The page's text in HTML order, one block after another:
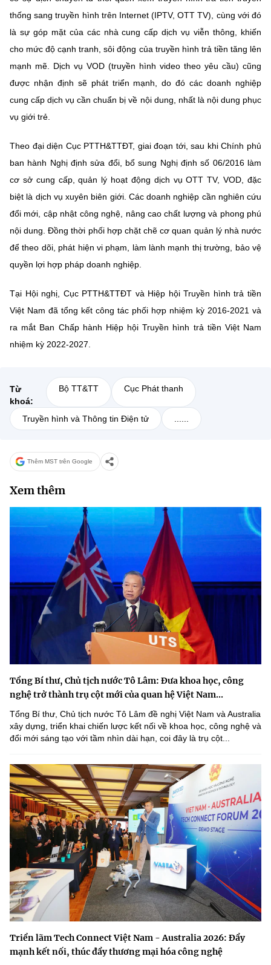
Cơ quan chủ quản: Bộ Khoa học và Công nghệ (MST)
Chịu trách nhiệm nội dung: Nguyễn Thị Hải Hằng
Liên hệ
Địa chỉ: Ban Biên tập Cổng TTĐT - 18 Nguyễn Du, TP. Hà Nội
Điện thoại: 024 3936 9506
©2026 Bản quyền thuộc Bộ Khoa Học và Công Nghệ
website này)
thống sang truyền hình trên Internet (IPTV, OTT TV), cùng với đó
là sự góp mặt của các nhà cung cấp dịch vụ viễn thông, khiến
cho mức độ cạnh tranh, sôi động của truyền hình trả tiền tăng lên
mạnh mẽ. Dịch vụ VOD (truyền hình video theo yêu cầu) cũng
được nhận định sẽ phát triển mạnh, do đó các doanh nghiệp
cung cấp dịch vụ cần chuẩn bị về nội dung, nhất là nội dung phục
vụ giới trẻ.
Theo đại diện Cục PTTH&TTĐT, giai đoạn tới, sau khi Chính phủ
ban hành Nghị định sửa đổi, bổ sung Nghị định số 06/2016 làm
cơ sở cung cấp, quản lý hoạt động dịch vụ OTT TV, VOD, đặc
biệt là dịch vụ xuyên biên giới. Các doanh nghiệp cần nghiên cứu
đổi mới, cập nhật công nghệ, nâng cao chất lượng và phong phú
nội dung. Đồng thời phối hợp chặt chẽ cơ quan quản lý nhà nước
để theo dõi, phát hiện vi phạm, làm lành mạnh thị trường, bảo vệ
quyền lợi hợp pháp doanh nghiệp.
Tại Hội nghị, Cục PTTH&TTĐT và Hiệp hội Truyền hình trả tiền
Việt Nam đã tổng kết công tác phối hợp nhiệm kỳ 2016-2021 và
ra mắt Ban Chấp hành Hiệp hội Truyền hình trả tiền Việt Nam
nhiệm kỳ 2022-2027.
Từ
khoá:
Bộ TT&TT Cục Phát thanh
Truyền hình và Thông tin Điện tử
Thêm MST trên Google
Xem thêm
Tổng Bí thư, Chủ tịch nước Tô Lâm: Đưa khoa học, công
nghệ trở thành trụ cột mới của quan hệ Việt Nam...
Tổng Bí thư, Chủ tịch nước Tô Lâm đề nghị Việt Nam và Australia
xây dựng, triển khai chiến lược kết nối về khoa học, công nghệ và
đổi mới sáng tạo với tầm nhìn dài hạn, coi đây là trụ cột...
Triển lãm Tech Connect Việt Nam - Australia 2026: Đẩy
mạnh kết nối, thúc đẩy thương mại hóa công nghệ